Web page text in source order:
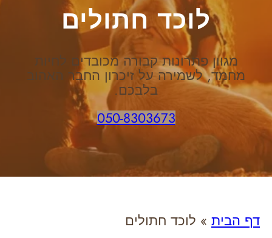
לוכד חתולים
מגוון פתרונות קבורה מכובדים לחיות
מחמד, לשמירה על זיכרון החבר האהוב
בלבכם.
050-8303673
דף הבית » לוכד חתולים